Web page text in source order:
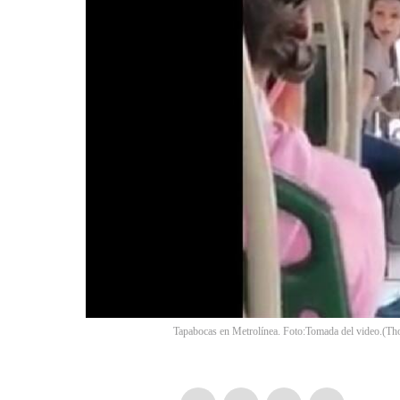
Tapabocas en Metrolínea. Foto:Tomada del video.(